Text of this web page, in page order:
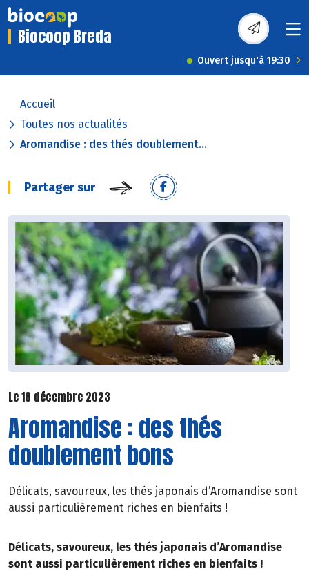
Biocoop Breda
Ouvert jusqu'à 19:30
Accueil
Toutes nos actualités
Aromandise : des thés doublement...
Partager sur
Le 18 décembre 2023
Aromandise : des thés
doublement bons
Délicats, savoureux, les thés japonais d’Aromandise sont
aussi particulièrement riches en bienfaits !
Délicats, savoureux, les thés japonais d’Aromandise
sont aussi particulièrement riches en bienfaits !